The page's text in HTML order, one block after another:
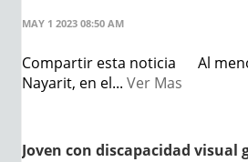
MAY 1 2023 08:50 AM
Compartir esta noticia Al
Nayarit, en el... Ver Mas
Joven con discapacidad